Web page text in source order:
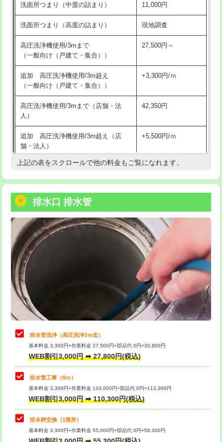
洗面台設置 38,500円
バスタブ設置 現場見積
追加人工 16,500円
廃棄・処分
※給水管工事は20mmまでの価格です。
持込商品取付（浄水器・分岐水栓） 16,500円
給水管工事※（ホール加工) 16,500円
給水管工事※（バンド止め)
給水管工事※（支持金具設置) 5,500円
給水管工事※（保温材使用（バンド止
め込み）)
5,500円
給水管工事※（土の掘削・埋め戻し作
業)
11,000円
給水管工事※（塩ビ管（VP・HI）使
用/3ｍまで)
用（追加）/3ｍ超え)
給水管工事※（ライニング鋼管・銅
管・ポリ管・HT管使用/3ｍまで)
44,000円
給水管工事※（ライニング鋼管・銅
管・ポリ管・HT管使用/3ｍ超え)
+8,800円
排水管工事（土の掘削・埋め戻し作
業）
11,000円~
排水管工事（排水管工事/3ｍまで） 55,000円
排水管工事（追加 排水管工事/3ｍ超
え）
マス交換（土の掘削・埋め戻し作業）
マス交換（深さ50㎝未満）
マス交換（深さ50㎝以上） 66,000円
コンクリート斫り（厚さ10㎝まで）
コンクリート斫り（厚さ10㎝超え）
洗面所つまり（中度の詰まり） 11,000円
洗面所つまり（高度の詰まり） 現地調査
高圧洗浄機使用/3mまで
（一般向け（戸建て・集合））
27,500円～
追加 高圧洗浄機使用/3m超え
（一般向け（戸建て・集合））
+3,300円/ｍ
高圧洗浄機使用/3mまで（店舗・法
人）
42,350円
追加 高圧洗浄機使用/3m超え（店
舗・法人）
+5,500円/ｍ
高度高圧洗浄換 現地調査
トーラー機使用/3mまで
追加トーラー機使用/3m超え +3,300円
カメラ調査 33,000円
桝清掃 8,800円
止水・漏水調査・防水処理・清掃・修
理・調整・分解・加工など（軽作業）
11,000円
止水・漏水調査・防水処理・清掃・修
理・調整・分解・加工など（中作業）
22,000円
止水・漏水調査・防水処理・清掃・修
理・調整・分解・加工など（重作業）
33,000円
その他部品の脱着
交換・取付（タンク） 22,000円+材料費
交換・取付(単水栓（壁付・デッキ
式）)
上記の表をスクロールで他の料金もご覧になれます。
排水口 排水管
排水管洗浄（高圧洗浄3ｍ迄）
基本料金 3,300円+作業料金 27,500円+部品代 0円=30,800円
WEB割引3,000円 ➡ 27,800円(税込)
排水管工事（8ｍ）
基本料金 3,300円+作業料金 110,000円+部品代 0円=113,300円
WEB割引3,000円 ➡ 110,300円(税込)
排水桝交換（1箇所）
基本料金 3,300円+作業料金 55,000円+部品代 0円=58,300円